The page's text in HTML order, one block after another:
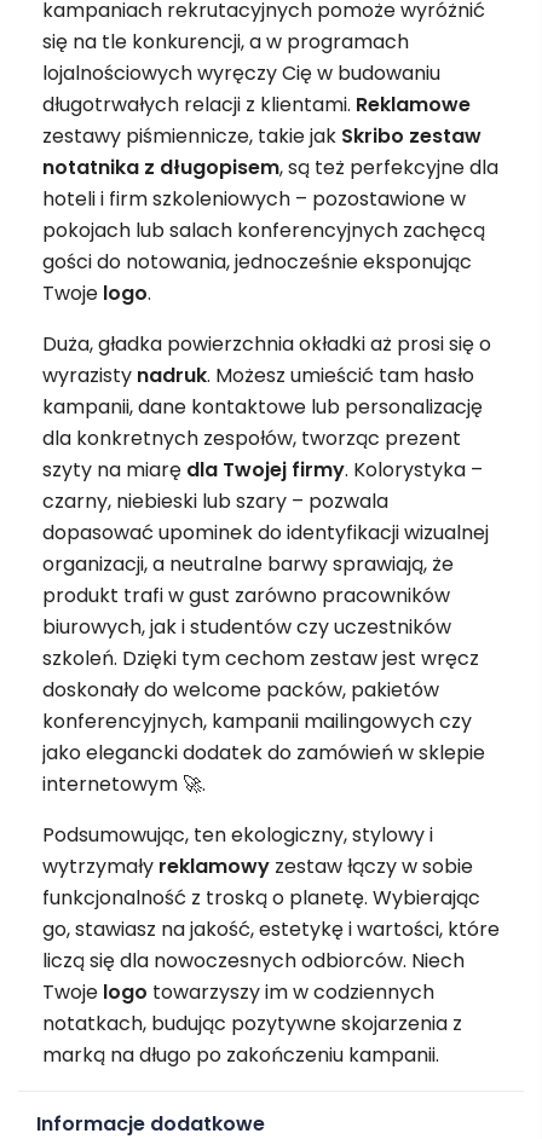
kampaniach rekrutacyjnych pomoże wyróżnić
się na tle konkurencji, a w programach
lojalnościowych wyręczy Cię w budowaniu
długotrwałych relacji z klientami. Reklamowe
zestawy piśmiennicze, takie jak Skribo zestaw
notatnika z długopisem, są też perfekcyjne dla
hoteli i firm szkoleniowych – pozostawione w
pokojach lub salach konferencyjnych zachęcą
gości do notowania, jednocześnie eksponując
Twoje logo.
Duża, gładka powierzchnia okładki aż prosi się o
wyrazisty nadruk. Możesz umieścić tam hasło
kampanii, dane kontaktowe lub personalizację
dla konkretnych zespołów, tworząc prezent
szyty na miarę dla Twojej firmy. Kolorystyka –
czarny, niebieski lub szary – pozwala
dopasować upominek do identyfikacji wizualnej
organizacji, a neutralne barwy sprawiają, że
produkt trafi w gust zarówno pracowników
biurowych, jak i studentów czy uczestników
szkoleń. Dzięki tym cechom zestaw jest wręcz
doskonały do welcome packów, pakietów
konferencyjnych, kampanii mailingowych czy
jako elegancki dodatek do zamówień w sklepie
internetowym 🚀.
Podsumowując, ten ekologiczny, stylowy i
wytrzymały reklamowy zestaw łączy w sobie
funkcjonalność z troską o planetę. Wybierając
go, stawiasz na jakość, estetykę i wartości, które
liczą się dla nowoczesnych odbiorców. Niech
Twoje logo towarzyszy im w codziennych
notatkach, budując pozytywne skojarzenia z
marką na długo po zakończeniu kampanii.
Informacje dodatkowe